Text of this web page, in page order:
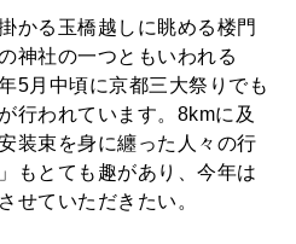
かる玉橋越しに眺める楼門
神社の一つともいわれる
5月中頃に京都三大祭りでも
行われています。8kmに及
装束を身に纏った人々の行
もとても趣があり、今年は
せていただきたい。